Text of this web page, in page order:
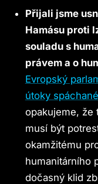
Přijali jsme
Hamásu proti
souladu s
právem a o
Evropský
útoky
opakujeme, že
musí být
okamžitému
humanitárního
dočasný klid